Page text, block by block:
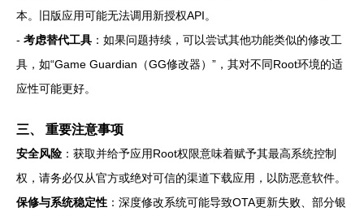
本。旧版应用可能无法调用新授权API。
- 考虑替代工具 ：如果问题持续，可以尝试其他功能类似的修改工
具，如“Game Guardian（GG修改器）”，其对不同Root环境的适
应性可能更好。
三、 重要注意事项
安全风险 ：获取并给予应用Root权限意味着赋予其最高系统控制
权，请务必仅从官方或绝对可信的渠道下载应用，以防恶意软件。
保修与系统稳定性 ：深度修改系统可能导致OTA更新失败、部分银